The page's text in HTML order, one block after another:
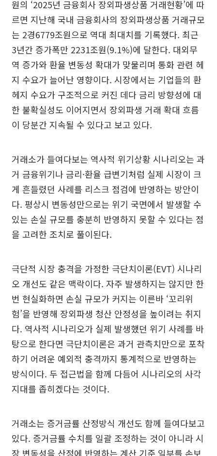
원의 ‘2025년 금융회사 장외파생상품 거래현황’에 따
르면 지난해 국내 금융회사의 장외파생상품 거래규모
는 2경6779조원으로 역대 최대치를 기록했다. 최근
3년간 증가폭만 2231조원(9.1%)에 달한다. 대외무
역 증가와 환율 변동성 확대가 맞물리며 통화 관련 헤
지 수요가 늘어난 영향이다. 시장에서는 기업들의 환
헤지 수요가 구조적으로 커진 데다 금리 방향성에 대
한 불확실성도 이어지면서 장외파생 거래 확대 흐름
이 당분간 지속될 수 있다고 보고 있다.
거래소가 들여다보는 역사적 위기상황 시나리오는 과
거 금융위기나 금리·환율 급변기처럼 실제 시장이 크
게 흔들렸던 사례를 리스크 점검에 반영하는 방안이
다. 평상시 변동성만으로는 위기 국면에서 발생할 수
있는 손실 규모를 충분히 반영하지 못할 수 있다는 점
을 고려한 조치로 풀이된다.
극단적 시장 충격을 가정한 극단치이론(EVT) 시나리
오 개선도 같은 맥락이다. 자주 발생하지는 않지만 한
번 현실화하면 손실 규모가 커지는 이른바 ‘꼬리위
험’을 반영해 장외파생 청산 안정성을 높이려는 취지
다. 역사적 시나리오가 실제 발생했던 위기 사례를 바
탕으로 한다면 극단치이론은 과거 관측치만으로 포착
하기 어려운 예외적 충격까지 통계적으로 반영하는
방식이다. 두 접근법을 함께 다듬어 시나리오의 사각
지대를 좁히겠다는 것이다.
거래소는 증거금률 산정방식 개선도 함께 들여다보고
있다. 증거금률 수치를 일괄 조정하는 것이 아니라 시
장 변동성을 산정에 반영하는 계산 기준 일부를 손보